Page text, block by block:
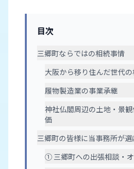
目次
三郷町ならではの相続事情
大阪から移り住んだ世代
履物製造業の事業承継
神社仏閣周辺の土地・景
価
三郷町の皆様に当事務所が
① 三郷町への出張相談・